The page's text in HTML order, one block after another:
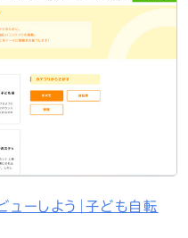
ューしよう｜子ども自転